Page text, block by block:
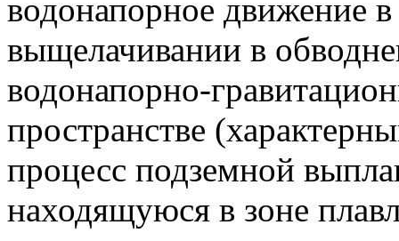
водонапорное движение
выщелачивании в
водонапорно-
пространстве
процесс подземной
находящуюся в зоне